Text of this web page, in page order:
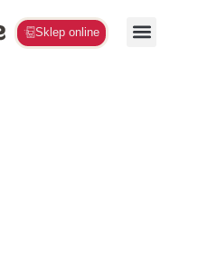
Sklep online